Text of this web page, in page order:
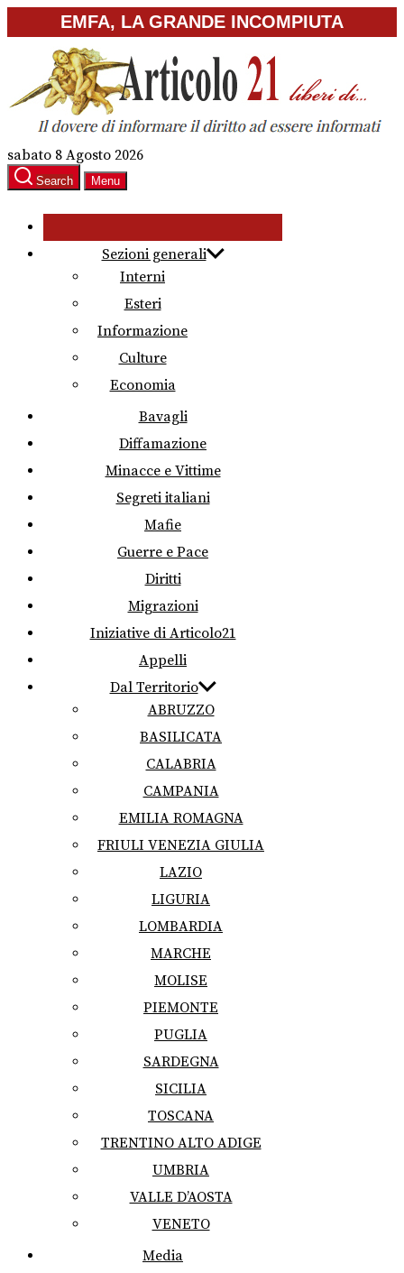
to
content
EMFA, LA GRANDE INCOMPIUTA
sabato 8 Agosto 2026
Search Menu
Sezioni generali
Interni
Esteri
Informazione
Culture
Economia
Bavagli
Diffamazione
Minacce e Vittime
Segreti italiani
Mafie
Guerre e Pace
Diritti
Migrazioni
Iniziative di Articolo21
Appelli
Dal Territorio
ABRUZZO
BASILICATA
CALABRIA
CAMPANIA
EMILIA ROMAGNA
FRIULI VENEZIA GIULIA
LAZIO
LIGURIA
LOMBARDIA
MARCHE
MOLISE
PIEMONTE
PUGLIA
SARDEGNA
SICILIA
TOSCANA
TRENTINO ALTO ADIGE
UMBRIA
VALLE D’AOSTA
VENETO
Media